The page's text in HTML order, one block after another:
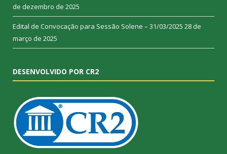
de dezembro de 2025
Edital de Convocação para Sessão Solene – 31/03/2025 28 de
março de 2025
DESENVOLVIDO POR CR2